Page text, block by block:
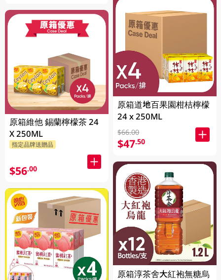
原箱維他 錫蘭檸檬茶 24
X 250ML
指定品牌送贈品
$56.00
原箱道地百果園柑桔檸檬
24 x 250ML
$66.00
$47.50
原箱淳茶舍大紅袍無糖烏